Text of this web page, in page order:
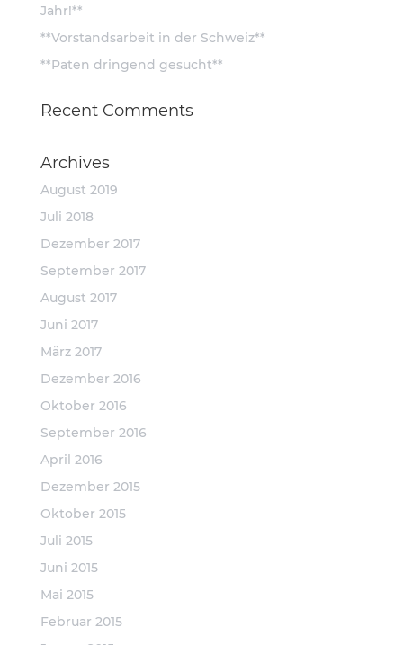
Jahr!**
**Vorstandsarbeit in der Schweiz**
**Paten dringend gesucht**
Recent Comments
Archives
August 2019
Juli 2018
Dezember 2017
September 2017
August 2017
Juni 2017
März 2017
Dezember 2016
Oktober 2016
September 2016
April 2016
Dezember 2015
Oktober 2015
Juli 2015
Juni 2015
Mai 2015
Februar 2015